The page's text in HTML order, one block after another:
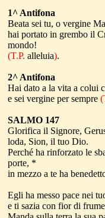
1^ Antifona
Beata sei tu, o vergine
hai portato in grembo il
mondo!
(T.P. alleluia).
2^ Antifona
Hai dato a la vita a colui
e sei vergine per sempre
SALMO 147
Glorifica il Signore,
loda, Sion, il tuo Dio.
Perché ha rinforzato le
porte, *
in mezzo a te ha
Egli ha messo pace nei
e ti sazia con fior di